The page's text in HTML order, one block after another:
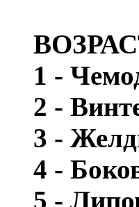
1 -
2 -
3 -
4 -
5 -